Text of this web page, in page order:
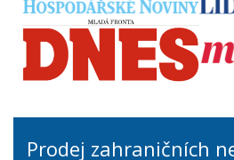
Prodej zahraničních